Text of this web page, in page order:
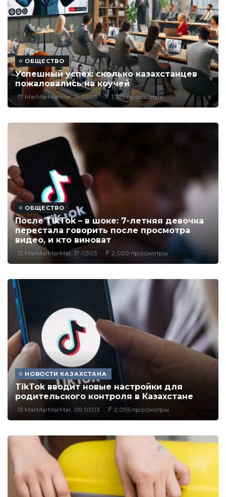
ОБЩЕСТВО
Успешный успех: сколько казахстанцев
пожаловались на коучей
17 MarMarMarMar, 16:0303 1,725 просмотры
ОБЩЕСТВО
После TikTok – в шоке: 7-летняя девочка
перестала говорить после просмотра
видео, и кто виноват
13 MarMarMarMar, 17:0303 2,020 просмотры
НОВОСТИ КАЗАХСТАНА
TikTok вводит новые настройки для
родительского контроля в Казахстане
13 MarMarMarMar, 09:0303 2,095 просмотры